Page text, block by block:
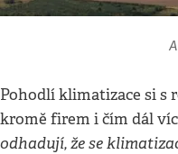
Pohodlí klimatizace si
kromě firem i čím dál
odhadují, že se